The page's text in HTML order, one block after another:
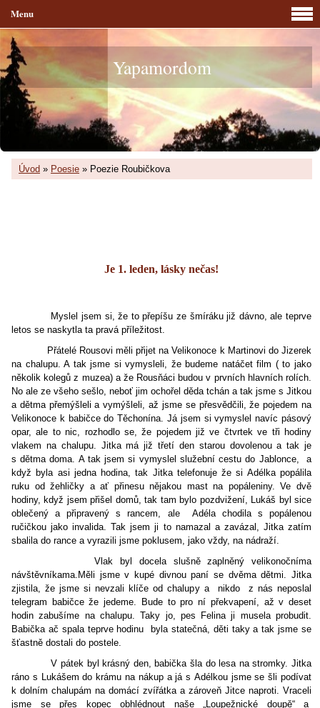
Yapamordom
Úvod » Poesie » Poezie Roubičkova
Je 1. leden, lásky nečas!
Myslel jsem si, že to přepíšu ze šmíráku již dávno, ale teprve
letos se naskytla ta pravá příležitost.
Přátelé Rousovi měli přijet na Velikonoce k Martinovi do Jizerek
na chalupu. A tak jsme si vymysleli, že budeme natáčet film ( to jako
několik kolegů z muzea) a že Rousňáci budou v prvních hlavních rolích.
No ale ze všeho sešlo, neboť jim ochořel děda tchán a tak jsme s Jitkou
a dětma přemýšleli a vymýšleli, až jsme se přesvědčili, že pojedem na
Velikonoce k babičce do Těchonína. Já jsem si vymyslel navíc pásový
opar, ale to nic, rozhodlo se, že pojedem již ve čtvrtek ve tři hodiny
vlakem na chalupu. Jitka má již třetí den starou dovolenou a tak je
s dětma doma. A tak jsem si vymyslel služební cestu do Jablonce,
a
když byla asi jedna hodina, tak Jitka telefonuje že si Adélka popálila
ruku od žehličky a ať přinesu nějakou mast na popáleniny. Ve dvě
hodiny, když jsem přišel domů, tak tam bylo pozdvižení, Lukáš byl sice
oblečený a připravený s rancem, ale
Adéla chodila s popálenou
ručičkou jako invalida. Tak jsem ji to namazal a zavázal, Jitka zatím
sbalila do rance a vyrazili jsme poklusem, jako vždy, na nádraží.
Vlak byl docela slušně zaplněný velikonočníma
návštěvníkama.Měli jsme v kupé divnou paní se dvěma dětmi. Jitka
zjistila, že jsme si nevzali klíče od chalupy a
nikdo
z nás neposlal
telegram babičce že jedeme. Bude to pro ní překvapení, až v deset
hodin zabušíme na chalupu. Taky jo, pes Felina ji musela probudit.
Babička ač spala teprve hodinu
byla statečná, děti taky a tak jsme se
šťastně dostali do postele.
V pátek byl krásný den, babička šla do lesa na stromky. Jitka
ráno s Lukášem do krámu na nákup a já s Adélkou jsme se šli podívat
k dolním chalupám na domácí zvířátka a zároveň Jitce naproti. Vraceli
jsme se přes kopec obhlédnout naše „Loupežnické doupě“ a
Menu